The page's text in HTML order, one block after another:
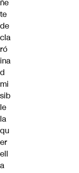
ñe
te
de
cla
ró
ina
d
mi
sib
le
la
qu
er
ell
a